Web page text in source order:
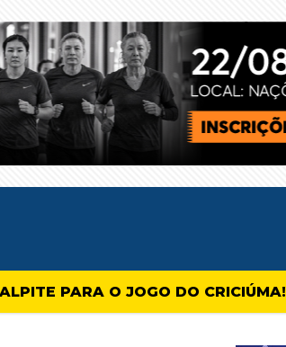
PARA O JOGO DO CRICIÚMA!